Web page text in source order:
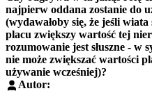
najpierw oddana zostanie do
(wydawałoby się, że jeśli
placu zwiększy wartość tej
rozumowanie jest słuszne -
nie może zwiększać wartości
używanie wcześniej)?
Autor: